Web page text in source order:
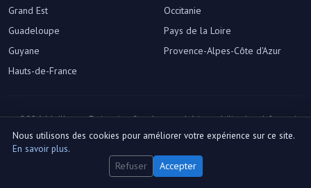
Grand Est
Guadeloupe
Guyane
Hauts-de-France
Occitanie
Pays de la Loire
Provence-Alpes-Côte d'Azur
© 2026 Meilleure-Estimation.fr — Le marché immobilier local français,
décrypté.
Nous utilisons des cookies pour améliorer votre expérience sur ce site.
En savoir plus.
Refuser Accepter